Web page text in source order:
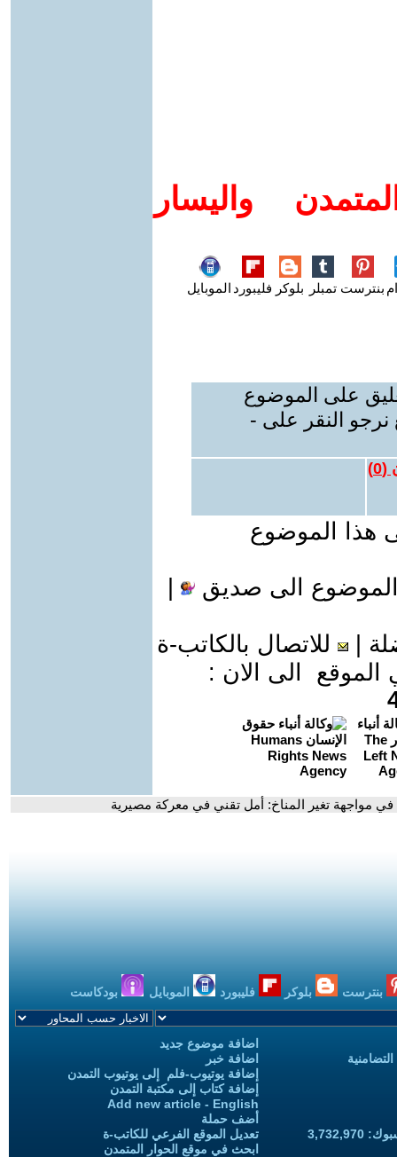
واليسار
بنترست تمبلر بلوكر فليبورد الموبايل
على الموضوع
نرجو النقر على -
(
0
)
هذا الموضوع
الى صديق
للاتصال بالكاتب-ة
الى الان :
في مواجهة تغير المناخ: أمل تقني في معركة مصيرية
بنترست بلوكر فليبورد الموبايل بودكاست
اضافة موضوع جديد
اضافة خبر
إضافة يوتيوب-فلم إلى يوتيوب التمدن
إضافة كتاب إلى مكتبة التمدن
Add new article - English
أضف حملة
تعديل الموقع الفرعي للكاتب-ة
ابحث في موقع الحوار المتمدن